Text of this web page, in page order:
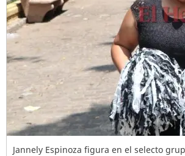
Jannely Espinoza figura en el selecto